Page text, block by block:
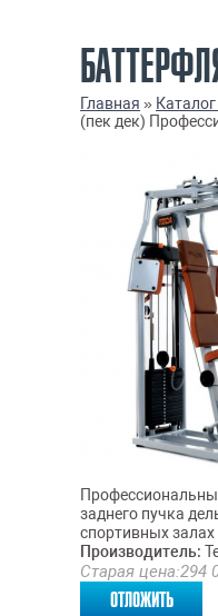
Главная »
(пек дек)
заднего пучка
спортивных
Производитель:
Старая цена:294
отложить